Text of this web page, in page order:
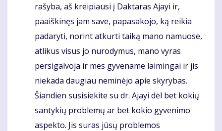
rašyba, aš kreipiausi į Daktaras Ajayi ir,
paaiškinęs jam save, papasakojo, ką reikia
padaryti, norint atkurti taiką mano namuose,
atlikus visus jo nurodymus, mano vyras
persigalvoja ir mes gyvename laimingai ir jis
niekada daugiau neminėjo apie skyrybas.
Šiandien susisiekite su dr. Ajayi dėl bet kokių
santykių problemų ar bet kokio gyvenimo
aspekto. Jis suras jūsų problemos